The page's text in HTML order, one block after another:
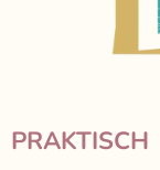
PRAKTISCH